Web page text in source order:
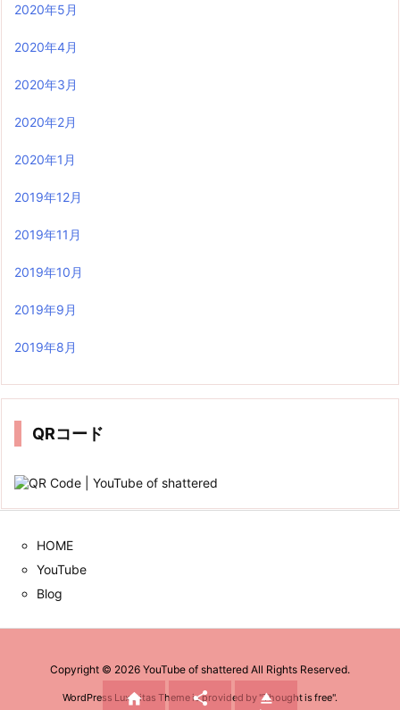
2020年5月
2020年4月
2020年3月
2020年2月
2020年1月
2019年12月
2019年11月
2019年10月
2019年9月
2019年8月
QRコード
HOME
YouTube
Blog
Copyright © 2026 YouTube of shattered All Rights Reserved.
WordPress Luxeritas Theme is provided by "Thought is free".
  